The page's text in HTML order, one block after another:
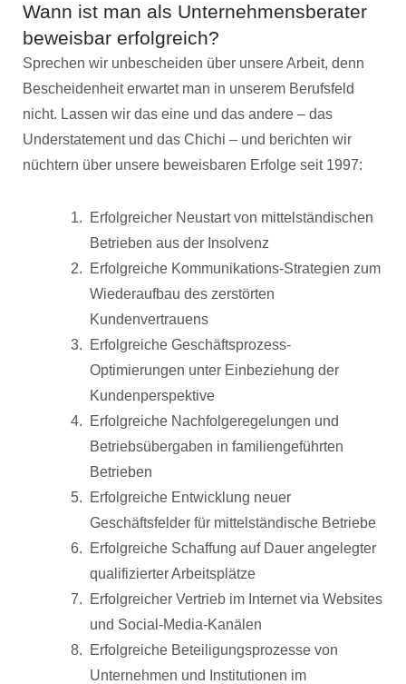
Wann ist man als Unternehmensberater
beweisbar erfolgreich?
Sprechen wir unbescheiden über unsere Arbeit, denn
Bescheidenheit erwartet man in unserem Berufsfeld
nicht. Lassen wir das eine und das andere – das
Understatement und das Chichi – und berichten wir
nüchtern über unsere beweisbaren Erfolge seit 1997:
Erfolgreicher Neustart von mittelständischen
Betrieben aus der Insolvenz
Erfolgreiche Kommunikations-Strategien zum
Wiederaufbau des zerstörten
Kundenvertrauens
Erfolgreiche Geschäftsprozess-
Optimierungen unter Einbeziehung der
Kundenperspektive
Erfolgreiche Nachfolgeregelungen und
Betriebsübergaben in familiengeführten
Betrieben
Erfolgreiche Entwicklung neuer
Geschäftsfelder für mittelständische Betriebe
Erfolgreiche Schaffung auf Dauer angelegter
qualifizierter Arbeitsplätze
Erfolgreicher Vertrieb im Internet via Websites
und Social-Media-Kanälen
Erfolgreiche Beteiligungsprozesse von
Unternehmen und Institutionen im